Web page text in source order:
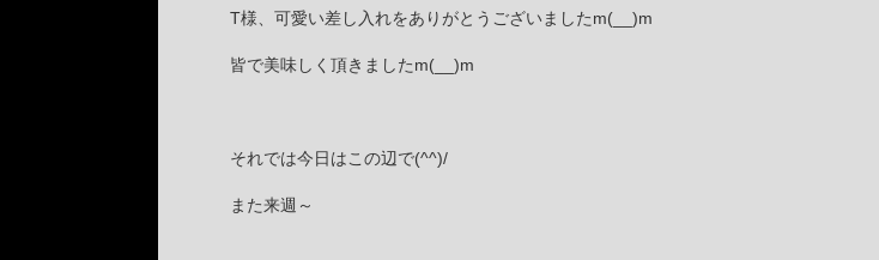
T様、可愛い差し入れをありがとうございましたm(__)m
皆で美味しく頂きましたm(__)m
それでは今日はこの辺で(^^)/
また来週～